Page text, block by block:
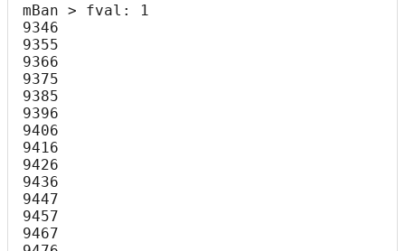
mBan > fval: 1
9346
9355
9366
9375
9385
9396
9406
9416
9426
9436
9447
9457
9467